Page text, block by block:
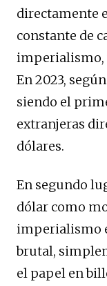
directamente
constante de
imperialismo,
En 2023,
siendo el
extranjeras
dólares.
En segundo
dólar como
imperialismo
brutal,
el papel en